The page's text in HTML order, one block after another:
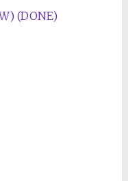
(DONE)